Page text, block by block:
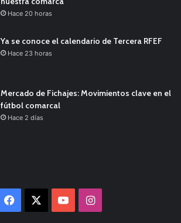
Hace 20 horas
Ya se conoce el calendario de Tercera RFEF
Hace 23 horas
Mercado de Fichajes: Movimientos clave en el
fútbol comarcal
Hace 2 días
Facebook YouTubeInstagram